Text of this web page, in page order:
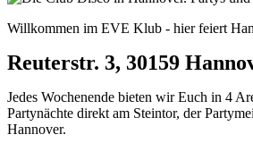
Willkommen im EVE Klub - hier feiert
Reuterstr. 3, 30159
Jedes Wochenende bieten wir Euch in 4
Partynächte direkt am Steintor, der
Hannover.